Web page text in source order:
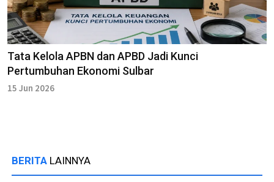
Tata Kelola APBN dan APBD Jadi Kunci
Pertumbuhan Ekonomi Sulbar
15 Jun 2026
BERITA LAINNYA